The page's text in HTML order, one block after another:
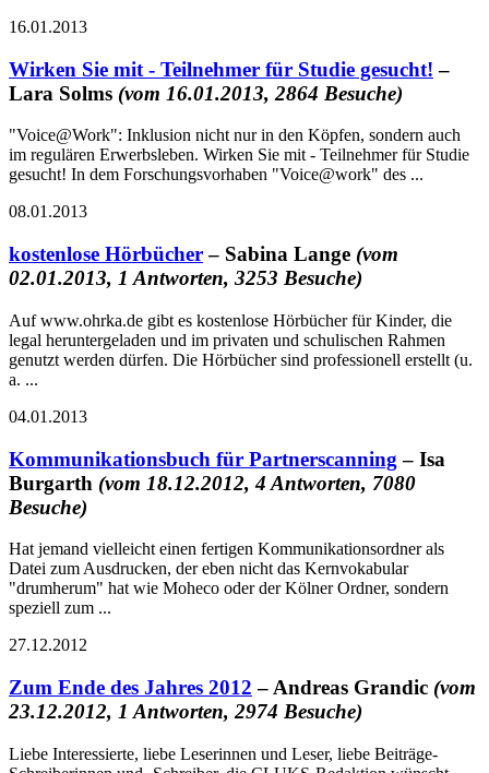
16.01.2013
Wirken Sie mit - Teilnehmer für Studie gesucht! –
Lara Solms (vom 16.01.2013, 2864 Besuche)
"Voice@Work": Inklusion nicht nur in den Köpfen, sondern auch
im regulären Erwerbsleben. Wirken Sie mit - Teilnehmer für Studie
gesucht! In dem Forschungsvorhaben "Voice@work" des ...
08.01.2013
kostenlose Hörbücher– Sabina Lange (vom
02.01.2013, 1 Antworten, 3253 Besuche)
Auf www.ohrka.de gibt es kostenlose Hörbücher für Kinder, die
legal heruntergeladen und im privaten und schulischen Rahmen
genutzt werden dürfen. Die Hörbücher sind professionell erstellt (u.
a. ...
04.01.2013
Kommunikationsbuch für Partnerscanning – Isa
Burgarth (vom 18.12.2012, 4 Antworten, 7080
Besuche)
Hat jemand vielleicht einen fertigen Kommunikationsordner als
Datei zum Ausdrucken, der eben nicht das Kernvokabular
"drumherum" hat wie Moheco oder der Kölner Ordner, sondern
speziell zum ...
27.12.2012
Zum Ende des Jahres 2012 – Andreas Grandic (vom
23.12.2012, 1 Antworten, 2974 Besuche)
Liebe Interessierte, liebe Leserinnen und Leser, liebe Beiträge-